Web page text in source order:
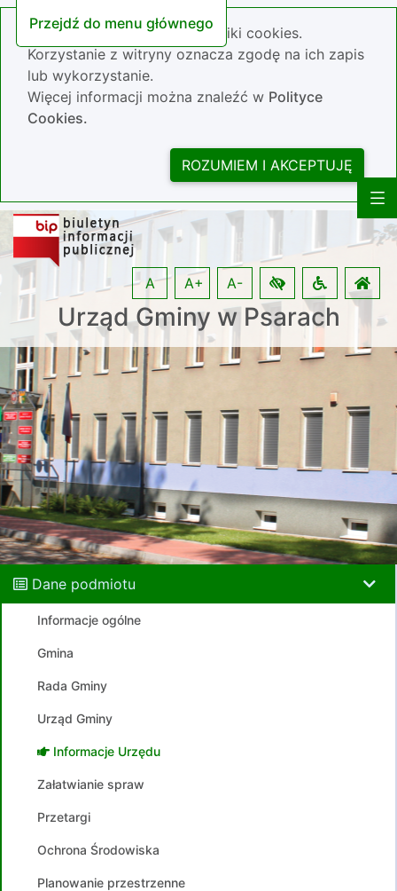
Przejdź do menu głównego
Nasza strona wykorzystuje pliki cookies.
Korzystanie z witryny oznacza zgodę na ich zapis
lub wykorzystanie.
Więcej informacji można znaleźć w Polityce
Cookies.
ROZUMIEM I AKCEPTUJĘ
Urząd Gminy w Psarach
A A+ A-
Dane podmiotu
Informacje ogólne
Gmina
Rada Gminy
Urząd Gminy
Informacje Urzędu
Załatwianie spraw
Przetargi
Ochrona Środowiska
Planowanie przestrzenne